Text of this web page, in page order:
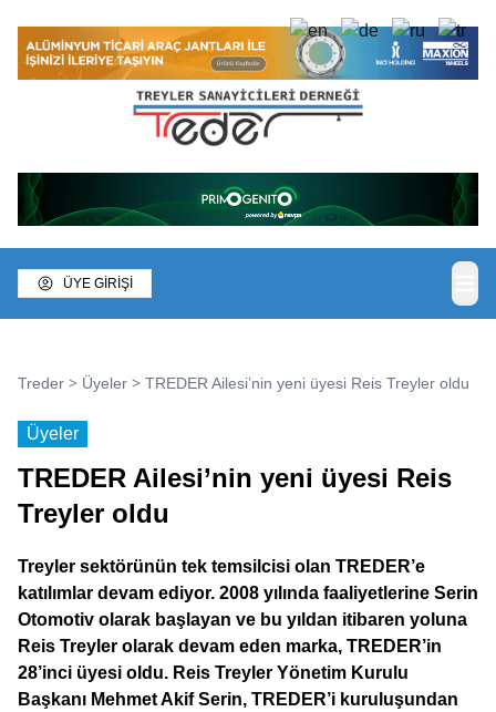
ÜYE GİRİŞİ
Treder > Üyeler > TREDER Ailesi’nin yeni üyesi Reis Treyler oldu
Üyeler
TREDER Ailesi’nin yeni üyesi Reis
Treyler oldu
Treyler sektörünün tek temsilcisi olan TREDER’e
katılımlar devam ediyor. 2008 yılında faaliyetlerine Serin
Otomotiv olarak başlayan ve bu yıldan itibaren yoluna
Reis Treyler olarak devam eden marka, TREDER’in
28’inci üyesi oldu. Reis Treyler Yönetim Kurulu
Başkanı Mehmet Akif Serin, TREDER’i kuruluşundan